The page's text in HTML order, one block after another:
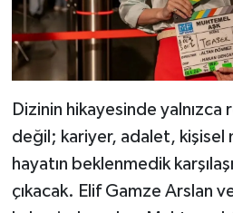
Dizinin hikayesinde yalnızca
değil; kariyer, adalet, kişisel
hayatın beklenmedik
çıkacak. Elif Gamze Arslan